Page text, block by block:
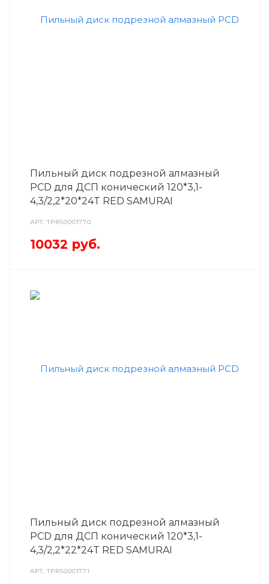
Пильный диск подрезной алмазный
PCD для ДСП конический 120*3,1-
4,3/2,2*20*24T RED SAMURAI
АРТ.TPRS0001770
10032 руб.
Пильный диск подрезной алмазный
PCD для ДСП конический 120*3,1-
4,3/2,2*22*24T RED SAMURAI
АРТ.TPRS0001771